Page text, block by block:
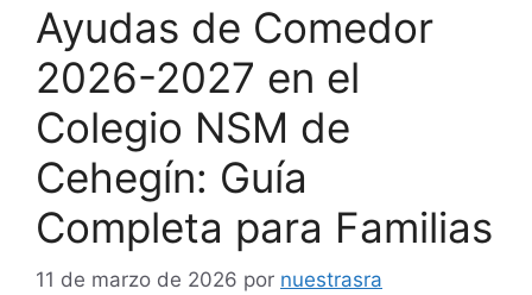
Ayudas de Comedor
2026-2027 en el
Colegio NSM de
Cehegín: Guía
Completa para Familias
11 de marzo de 2026 por nuestrasra